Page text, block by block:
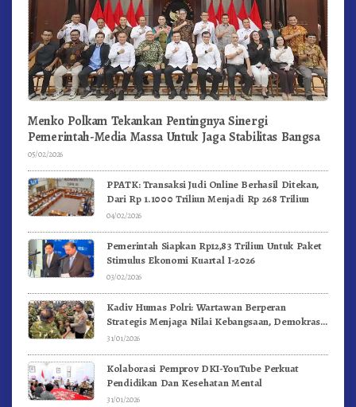
Menko Polkam Tekankan Pentingnya Sinergi
Pemerintah-Media Massa Untuk Jaga Stabilitas Bangsa
05/02/2026
PPATK: Transaksi Judi Online Berhasil Ditekan,
Dari Rp 1.1000 Triliun Menjadi Rp 268 Triliun
04/02/2026
Pemerintah Siapkan Rp12,83 Triliun Untuk Paket
Stimulus Ekonomi Kuartal I-2026
03/02/2026
Kadiv Humas Polri: Wartawan Berperan
Strategis Menjaga Nilai Kebangsaan, Demokrasi,
dan NKRI
31/01/2026
Kolaborasi Pemprov DKI-YouTube Perkuat
Pendidikan Dan Kesehatan Mental
31/01/2026